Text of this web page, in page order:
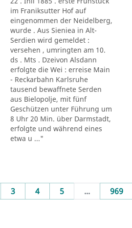
im Franiksutter Hof auf
eingenommen der Neidelberg,
wurde . Aus Sieniea in Alt-
Serdien wird gemeldet :
versehen , umringten am 10.
ds . Mts . Dzeivon Alsdann
erfolgte die Wei : erreise Main
- Reckarbahn Karlsruhe
tausend bewaffnete Serden
aus Bielopolje, mit fünf
Geschützen unter Führung um
8 Uhr 20 Min. über Darmstadt,
erfolgte und während eines
etwa u ..."
3 4 5 ... 969